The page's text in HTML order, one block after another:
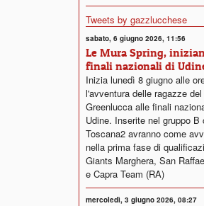
Tweets by gazzlucchese
sabato, 6 giugno 2026, 11:56
Le Mura Spring,
finali nazionali di
Inizia lunedì 8 giugno alle
l'avventura delle ragazze del
Greenlucca alle finali
Udine. Inserite nel gruppo B
Toscana2 avranno come
nella prima fase di
Giants Marghera, San
e Capra Team (RA)
mercoledì, 3 giugno 2026, 08:27